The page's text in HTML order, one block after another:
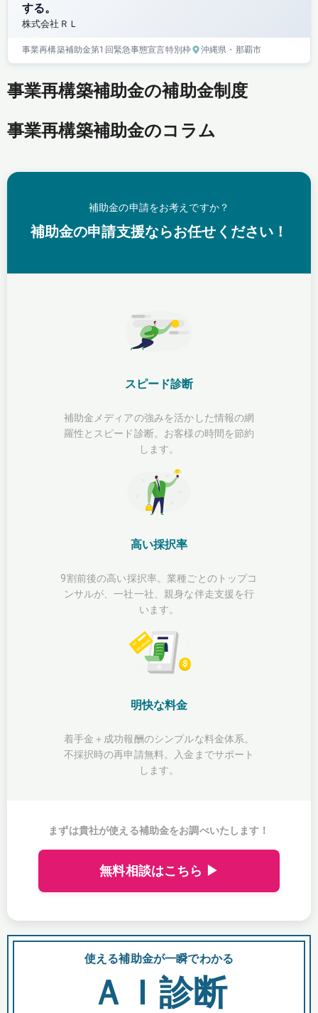
する。
株式会社ＲＬ
事業再構築補助金第1回緊急事態宣言特別枠 沖縄県 ・那覇市
事業再構築補助金の補助金制度
事業再構築補助金のコラム
補助金の申請をお考えですか？
補助金の申請支援ならお任せください！
スピード診断
補助金メディアの強みを活かした情報の網
羅性とスピード診断。お客様の時間を節約
します。
高い採択率
9割前後の高い採択率。業種ごとのトップコ
ンサルが、一社一社、親身な伴走支援を行
います。
明快な料金
着手金＋成功報酬のシンプルな料金体系。
不採択時の再申請無料。入金までサポート
します。
まずは貴社が使える補助金をお調べいたします！
無料相談はこちら ▶
使える補助金が一瞬でわかる
ＡＩ診断